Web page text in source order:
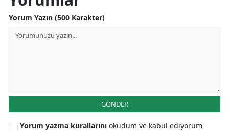
Yorum Yazın (500 Karakter)
GÖNDER
Yorum yazma kurallarını okudum ve kabul ediyorum